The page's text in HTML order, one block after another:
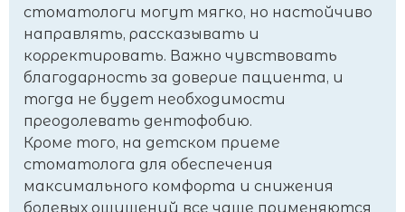
стоматологи могут мягко, но настойчиво
направлять, рассказывать и
корректировать. Важно чувствовать
благодарность за доверие пациента, и
тогда не будет необходимости
преодолевать дентофобию.
Кроме того, на детском приеме
стоматолога для обеспечения
максимального комфорта и снижения
болевых ощущений все чаще применяются